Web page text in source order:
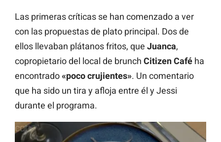
Las primeras críticas se han comenzado a ver
con las propuestas de plato principal. Dos de
ellos llevaban plátanos fritos, que Juanca,
copropietario del local de brunch Citizen Café ha
encontrado«poco crujientes». Un comentario
que ha sido un tira y afloja entre él y Jessi
durante el programa.